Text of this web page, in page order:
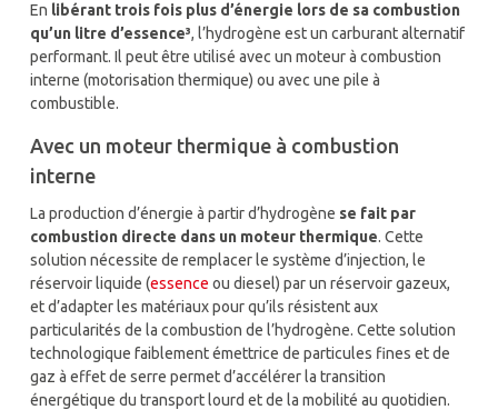
En libérant trois fois plus d’énergie lors de sa combustion
qu’un litre d’essence³, l’hydrogène est un carburant alternatif
performant. Il peut être utilisé avec un moteur à combustion
interne (motorisation thermique) ou avec une pile à
combustible.
Avec un moteur thermique à combustion
interne
La production d’énergie à partir d’hydrogène se fait par
combustion directe dans un moteur thermique. Cette
solution nécessite de remplacer le système d’injection, le
réservoir liquide (essence ou diesel) par un réservoir gazeux,
et d’adapter les matériaux pour qu’ils résistent aux
particularités de la combustion de l’hydrogène. Cette solution
technologique faiblement émettrice de particules fines et de
gaz à effet de serre permet d’accélérer la transition
énergétique du transport lourd et de la mobilité au quotidien.